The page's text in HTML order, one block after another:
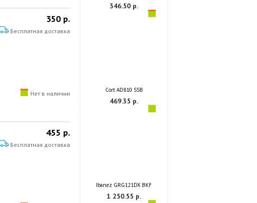
350 р.
Бесплатная доставка
Нет в наличии
455 р.
Бесплатная доставка
346.50 р.
Cort AD810 SSB
469.35 р.
Ibanez GRG121DX BKF
1 250.55 р.